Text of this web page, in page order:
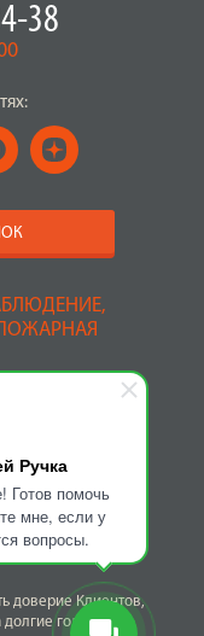
Ручка
Готов помочь
мне, если у
вопросы.
доверие Клиентов,
долгие годы
38